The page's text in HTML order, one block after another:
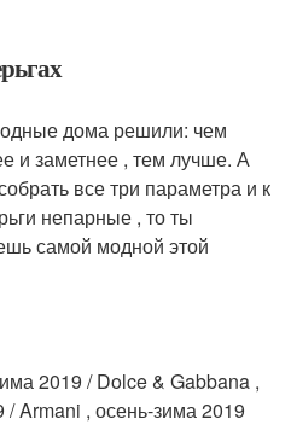
дома решили: чем
и заметнее , тем лучше. А
все три параметра и к
непарные , то ты
самой модной этой
2019 / Dolce & Gabbana ,
/ Armani , осень-зима 2019